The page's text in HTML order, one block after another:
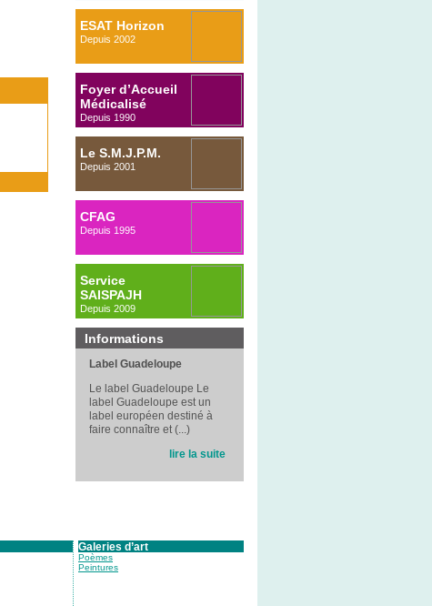
ESAT Horizon
Depuis 2002
Foyer d’Accueil
Médicalisé
Depuis 1990
Le S.M.J.P.M.
Depuis 2001
CFAG
Depuis 1995
Service
SAISPAJH
Depuis 2009
Informations
Label Guadeloupe
Le label Guadeloupe Le
label Guadeloupe est un
label européen destiné à
faire connaître et (...)
lire la suite
Galeries d’art
Poèmes
Peintures